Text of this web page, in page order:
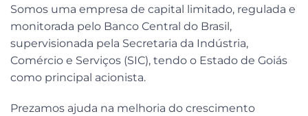
Somos uma empresa de capital limitado, regulada e
monitorada pelo Banco Central do Brasil,
supervisionada pela Secretaria da Indústria,
Comércio e Serviços (SIC), tendo o Estado de Goiás
como principal acionista.
Prezamos ajuda na melhoria do crescimento